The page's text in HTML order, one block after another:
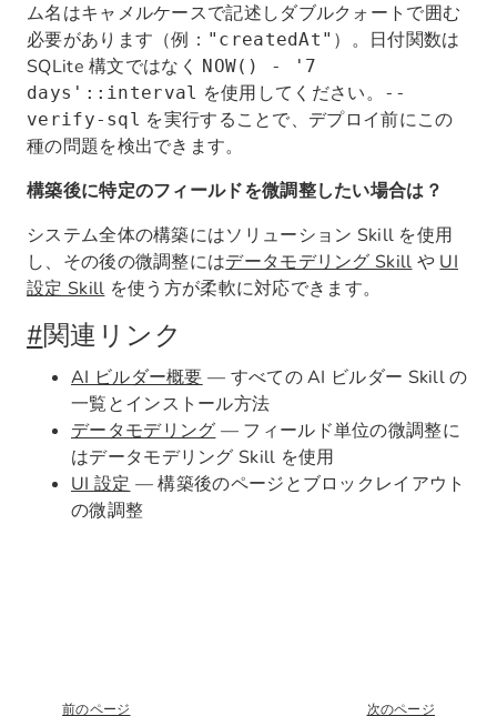
ム名はキャメルケースで記述しダブルクォートで囲む
必要があります（例： "createdAt" ）。日付関数は
SQLite 構文ではなく NOW() - '7
days'::interval を使用してください。
--
verify-sql を実行することで、デプロイ前にこの
種の問題を検出できます。
構築後に特定のフィールドを微調整したい場合は？
システム全体の構築にはソリューション Skill を使用
し、その後の微調整にはデータモデリング Skill や UI
設定 Skill を使う方が柔軟に対応できます。
#関連リンク
AI ビルダー概要 — すべての AI ビルダー Skill の
一覧とインストール方法
データモデリング — フィールド単位の微調整に
はデータモデリング Skill を使用
UI 設定 — 構築後のページとブロックレイアウト
の微調整
前のページ 次のページ